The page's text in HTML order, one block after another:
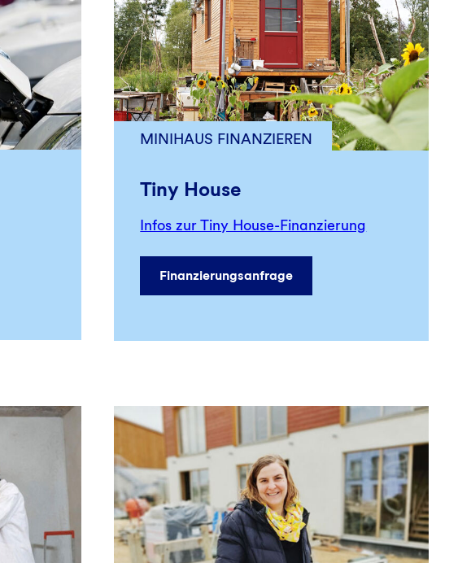
Tiny House
Infos zur Tiny House-Finanzierung
Finanzierungsanfrage
MINIHAUS FINANZIEREN